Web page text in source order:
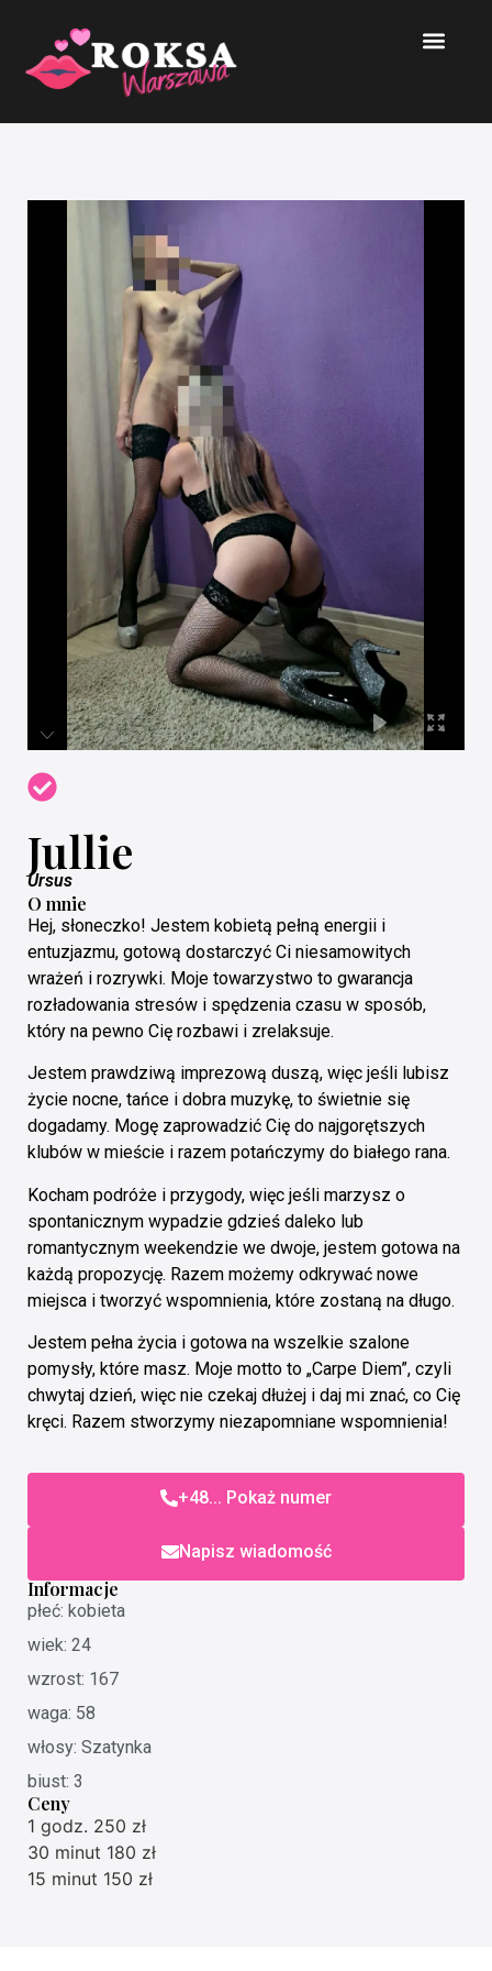
Jullie
Ursus
O mnie
Hej, słoneczko! Jestem kobietą pełną energii i
entuzjazmu, gotową dostarczyć Ci niesamowitych
wrażeń i rozrywki. Moje towarzystwo to gwarancja
rozładowania stresów i spędzenia czasu w sposób,
który na pewno Cię rozbawi i zrelaksuje.
Jestem prawdziwą imprezową duszą, więc jeśli lubisz
życie nocne, tańce i dobra muzykę, to świetnie się
dogadamy. Mogę zaprowadzić Cię do najgorętszych
klubów w mieście i razem potańczymy do białego rana.
Kocham podróże i przygody, więc jeśli marzysz o
spontanicznym wypadzie gdzieś daleko lub
romantycznym weekendzie we dwoje, jestem gotowa na
każdą propozycję. Razem możemy odkrywać nowe
miejsca i tworzyć wspomnienia, które zostaną na długo.
Jestem pełna życia i gotowa na wszelkie szalone
pomysły, które masz. Moje motto to „Carpe Diem”, czyli
chwytaj dzień, więc nie czekaj dłużej i daj mi znać, co Cię
kręci. Razem stworzymy niezapomniane wspomnienia!
+48... Pokaż numer
Napisz wiadomość
Informacje
płeć: kobieta
wiek: 24
wzrost: 167
waga: 58
włosy: Szatynka
biust: 3
Ceny
1 godz. 250 zł
30 minut 180 zł
15 minut 150 zł